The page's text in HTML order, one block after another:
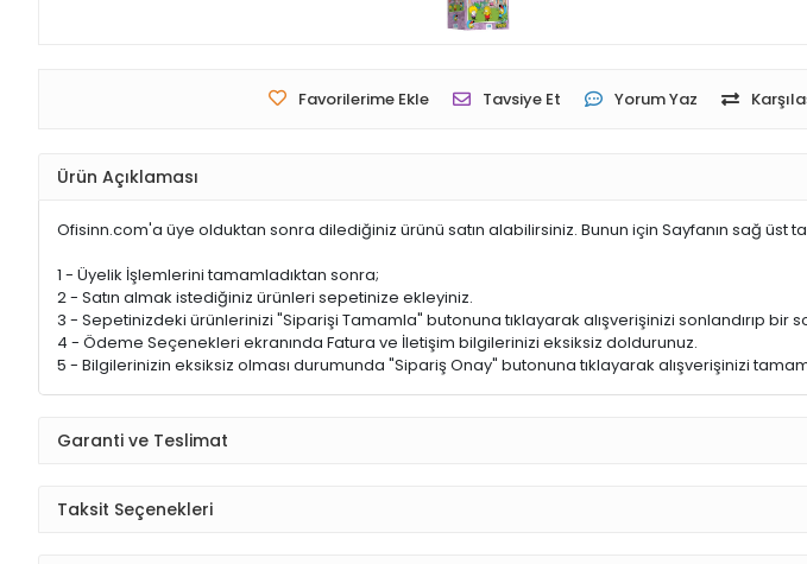
Favorilerime Ekle Tavsiye Et Yorum Yaz
Ürün Açıklaması
Ofisinn.com'a üye olduktan sonra dilediğiniz ürünü satın alabilirsiniz. Bunun için Sayfanın sağ üst
1 - Üyelik İşlemlerini tamamladıktan sonra;
2 - Satın almak istediğiniz ürünleri sepetinize ekleyiniz.
3 - Sepetinizdeki ürünlerinizi "Siparişi Tamamla" butonuna tıklayarak alışverişinizi sonlandırıp bir
4 - Ödeme Seçenekleri ekranında Fatura ve İletişim bilgilerinizi eksiksiz doldurunuz.
5 - Bilgilerinizin eksiksiz olması durumunda "Sipariş Onay" butonuna tıklayarak alışverişinizi
Garanti ve Teslimat
Taksit Seçenekleri